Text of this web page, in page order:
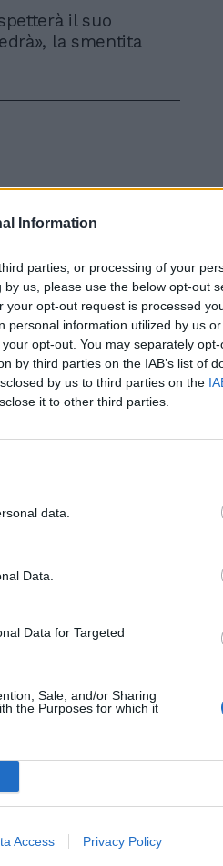
Information
parties, or processing of your
us, please use the below opt-out
opt-out request is processed
personal information utilized by us
opt-out. You may separately
by third parties on the IAB’s list of
by us to third parties on the
it to other third parties.
data.
Data.
Data for Targeted
Sale, and/or Sharing
the Purposes for which it
Access Privacy Policy
il suo
la smentita
In